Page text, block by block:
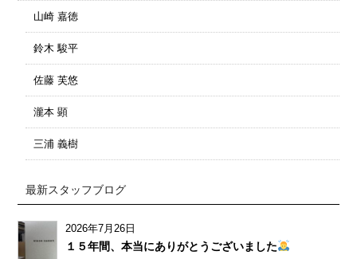
山崎 嘉徳
鈴木 駿平
佐藤 芙悠
瀧本 顕
三浦 義樹
最新スタッフブログ
2026年7月26日
１５年間、本当にありがとうございました